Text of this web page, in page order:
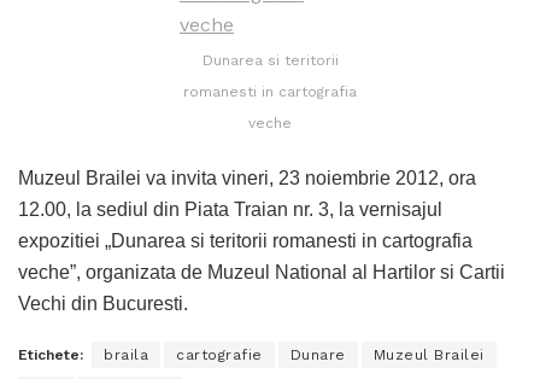
Dunarea si teritorii
romanesti in cartografia
veche
Muzeul Brailei va invita vineri, 23 noiembrie 2012, ora
12.00, la sediul din Piata Traian nr. 3, la vernisajul
expozitiei „Dunarea si teritorii romanesti in cartografia
veche”, organizata de Muzeul National al Hartilor si Cartii
Vechi din Bucuresti.
Etichete: braila cartografie Dunare Muzeul Brailei